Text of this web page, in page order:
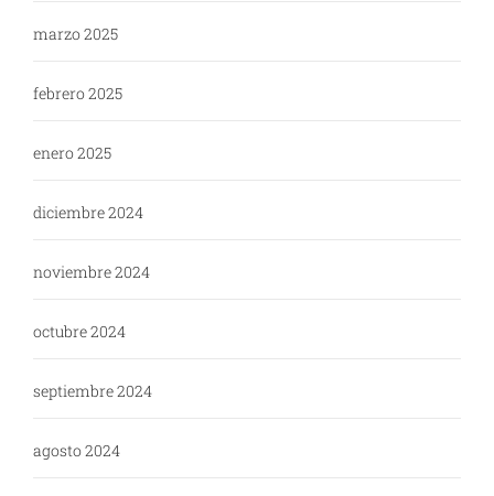
marzo 2025
febrero 2025
enero 2025
diciembre 2024
noviembre 2024
octubre 2024
septiembre 2024
agosto 2024